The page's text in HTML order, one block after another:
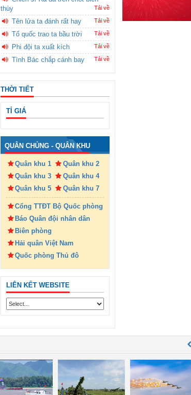
thùy
Tải về
Tên lửa ta đánh rất hay Tải về
Tổ quốc trao ta bầu trời Tải về
Phi đội ta xuất kích Tải về
Tình Bác chắp cánh bay Tải về
THỜI TIẾT
TỈ GIÁ
QUÂN CHỦNG - QUÂN KHU
Quân khu 1
Quân khu 2
Quân khu 3
Quân khu 4
Quân khu 5
Quân khu 7
Cổng TTĐT Bộ Quốc phòng
Báo Quân đội nhân dân
Biên phòng
Hải quân Việt Nam
Quốc phòng Thủ đô
LIÊN KẾT WEBSITE